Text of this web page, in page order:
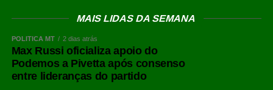
Toda essa movimentação de serviços públicos denota
que a Prefeitura de Rondonópolis não esqueceu o seu
dever de casa, mesmo num período em que a festa segue
no parque de exposições até a madrugada.
MAIS LIDAS DA SEMANA
POLÍTICA MT 2 dias atrás
Max Russi oficializa apoio do
Podemos a Pivetta após consenso
entre lideranças do partido